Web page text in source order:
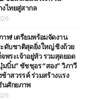
งไทยสู่สากล
าพ! เตรียมพร้อมจัดงาน
ดับชาติสุดยิ่งใหญ่ ชิงถ้วย
ระเจ้าอยู่หัว รวมสุดยอด
บิ๋ม” ชัชชุอร “สอง” วิภาวี
าสวรรค์ ร่วมสร้างแรง
นศักยภาพ